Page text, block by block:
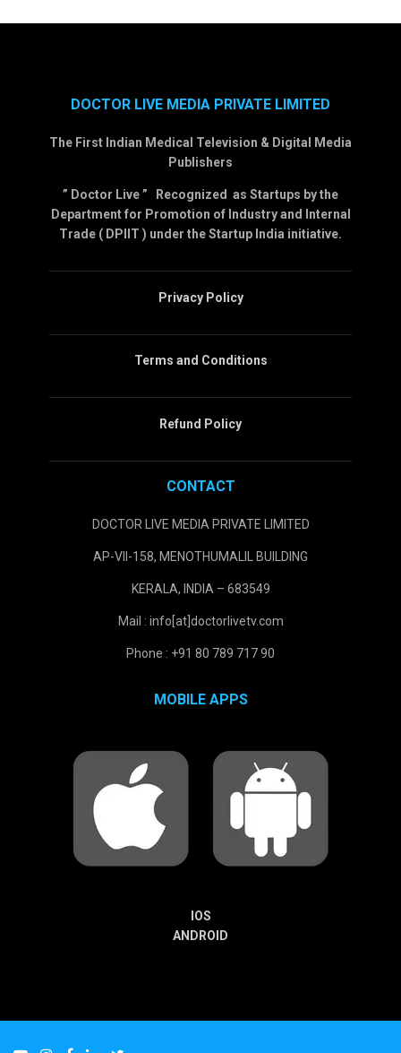
DOCTOR LIVE MEDIA PRIVATE LIMITED
The First Indian Medical Television & Digital Media
Publishers
” Doctor Live ” Recognized as Startups by the
Department for Promotion of Industry and Internal
Trade ( DPIIT ) under the Startup India initiative.
Privacy Policy
Terms and Conditions
Refund Policy
CONTACT
DOCTOR LIVE MEDIA PRIVATE LIMITED
AP-VII-158, MENOTHUMALIL BUILDING
KERALA, INDIA – 683549
Mail : info[at]doctorlivetv.com
Phone : +91 80 789 717 90
MOBILE APPS
IOS
ANDROID